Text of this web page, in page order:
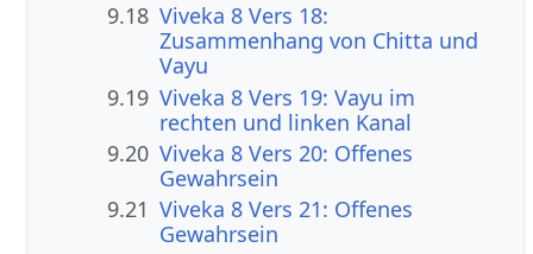
9.18 Viveka 8 Vers 18:
Zusammenhang von Chitta und
Vayu
9.19 Viveka 8 Vers 19: Vayu im
rechten und linken Kanal
9.20 Viveka 8 Vers 20: Offenes
Gewahrsein
9.21 Viveka 8 Vers 21: Offenes
Gewahrsein